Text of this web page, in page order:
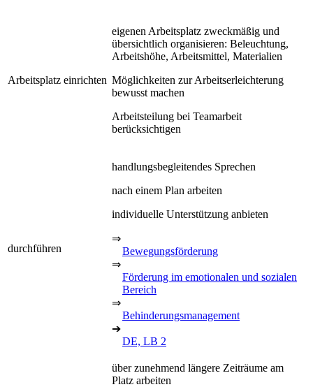
Arbeitsplatz einrichten
eigenen Arbeitsplatz zweckmäßig und
übersichtlich organisieren: Beleuchtung,
Arbeitshöhe, Arbeitsmittel, Materialien
Möglichkeiten zur Arbeitserleichterung
bewusst machen
Arbeitsteilung bei Teamarbeit
berücksichtigen
durchführen
handlungsbegleitendes Sprechen
nach einem Plan arbeiten
individuelle Unterstützung anbieten
⇒
Bewegungsförderung
⇒
Förderung im emotionalen und sozialen
Bereich
⇒
Behinderungsmanagement
➔
DE, LB 2
über zunehmend längere Zeiträume am
Platz arbeiten